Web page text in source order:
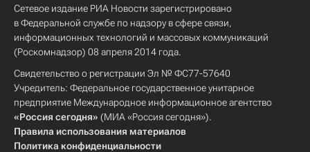
Сетевое издание РИА Новости зарегистрировано
в Федеральной службе по надзору в сфере связи,
информационных технологий и массовых коммуникаций
(Роскомнадзор) 08 апреля 2014 года.
Свидетельство о регистрации Эл № ФС77-57640
Учредитель: Федеральное государственное унитарное
предприятие Международное информационное агентство
«Россия сегодня» (МИА «Россия сегодня»).
Правила использования материалов
Политика конфиденциальности